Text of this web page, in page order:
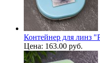
Контейнер для линз
Цена: 163.00 руб.